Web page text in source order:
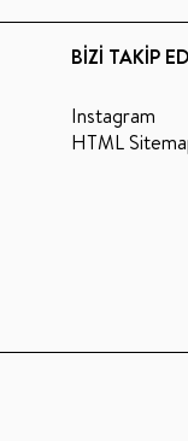
BİZİ TAKİP
Instagram
HTML